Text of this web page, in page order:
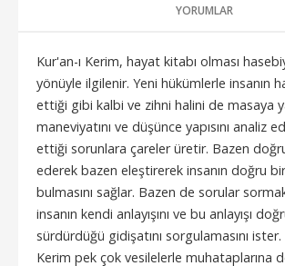
YORUMLAR
Kur'an-ı Kerim, hayat kitabı olması
yönüyle ilgilenir. Yeni hükümlerle insanın
ettiği gibi kalbi ve zihni halini de masaya
maneviyatını ve düşünce yapısını analiz
ettiği sorunlara çareler üretir. Bazen
ederek bazen eleştirerek insanın doğru
bulmasını sağlar. Bazen de sorular
insanın kendi anlayışını ve bu anlayışı
sürdürdüğü gidişatını sorgulamasını ister.
Kerim pek çok vesilelerle muhataplarına